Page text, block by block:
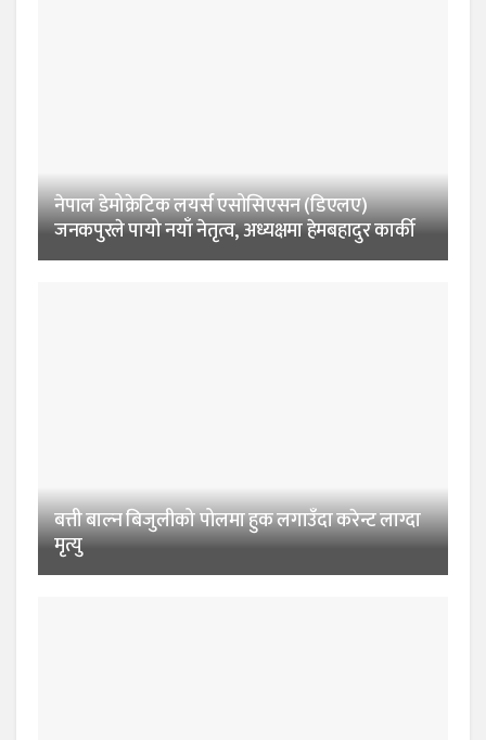
नेपाल डेमोक्रेटिक लयर्स एसोसिएसन (डिएलए)
जनकपुरले पायो नयाँ नेतृत्व, अध्यक्षमा हेमबहादुर कार्की
बत्ती बाल्न बिजुलीको पोलमा हुक लगाउँदा करेन्ट लाग्दा
मृत्यु